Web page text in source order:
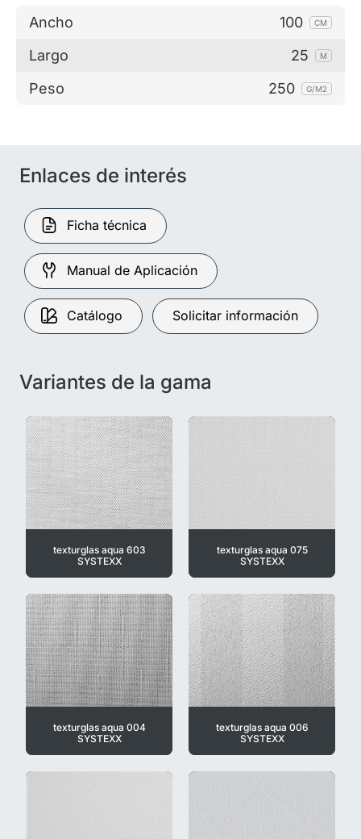
Ancho 100 CM
Largo 25 M
Peso 250 G/M2
Enlaces de interés
Ficha técnica
Manual de Aplicación
Catálogo Solicitar información
Variantes de la gama
texturglas aqua 603
SYSTEXX
texturglas aqua 075
SYSTEXX
texturglas aqua 004
SYSTEXX
texturglas aqua 006
SYSTEXX